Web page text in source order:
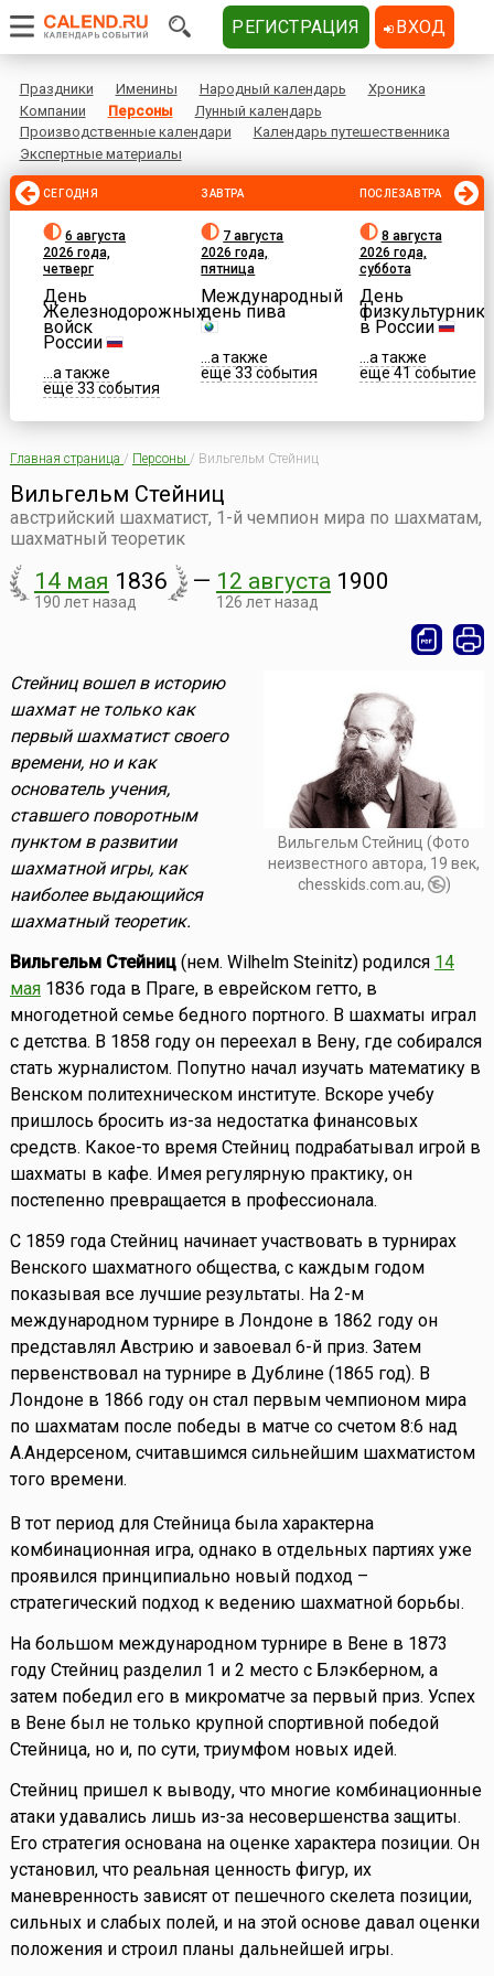
Праздники Именины Народный календарь
Хроника
Компании
Персоны
Лунный календарь
Производственные календари
Календарь путешественника
Экспертные материалы
СЕГОДНЯ
6 августа
2026 года,
четверг
День
Железнодорожных
войск
России
...а также
еще 33 события
ЗАВТРА
7 августа
2026 года,
пятница
Международный
день пива
...а также
еще 33 события
ПОСЛЕЗАВТРА
8 августа
2026 года,
суббота
День
физкультурника
в России
...а также
еще 41 событие
Главная страница / Персоны / Вильгельм Стейниц
Вильгельм Стейниц
австрийский шахматист, 1-й чемпион мира по шахматам,
шахматный теоретик
14 мая 1836
190 лет назад
— 12 августа1900
126 лет назад
Вильгельм Стейниц (Фото
неизвестного автора, 19 век,
chesskids.com.au,
)
Стейниц вошел в историю
шахмат не только как
первый шахматист своего
времени, но и как
основатель учения,
ставшего поворотным
пунктом в развитии
шахматной игры, как
наиболее выдающийся
шахматный теоретик.
Вильгельм Стейниц(нем. Wilhelm Steinitz) родился 14
мая1836 года в Праге, в еврейском гетто, в
многодетной семье бедного портного. В шахматы играл
с детства. В 1858 году он переехал в Вену, где собирался
стать журналистом. Попутно начал изучать математику в
Венском политехническом институте. Вскоре учебу
пришлось бросить из-за недостатка финансовых
средств. Какое-то время Стейниц подрабатывал игрой в
шахматы в кафе. Имея регулярную практику, он
постепенно превращается в профессионала.
С 1859 года Стейниц начинает участвовать в турнирах
Венского шахматного общества, с каждым годом
показывая все лучшие результаты. На 2-м
международном турнире в Лондоне в 1862 году он
представлял Австрию и завоевал 6-й приз. Затем
первенствовал на турнире в Дублине (1865 год). В
Лондоне в 1866 году он стал первым чемпионом мира
по шахматам после победы в матче со счетом 8:6 над
А.Андерсеном, считавшимся сильнейшим шахматистом
того времени.
В тот период для Стейница была характерна
комбинационная игра, однако в отдельных партиях уже
проявился принципиально новый подход –
стратегический подход к ведению шахматной борьбы.
На большом международном турнире в Вене в 1873
году Стейниц разделил 1 и 2 место с Блэкберном, а
затем победил его в микроматче за первый приз. Успех
в Вене был не только крупной спортивной победой
Стейница, но и, по сути, триумфом новых идей.
Стейниц пришел к выводу, что многие комбинационные
атаки удавались лишь из-за несовершенства защиты.
Его стратегия основана на оценке характера позиции. Он
установил, что реальная ценность фигур, их
маневренность зависят от пешечного скелета позиции,
сильных и слабых полей, и на этой основе давал оценки
положения и строил планы дальнейшей игры.
РЕГИСТРАЦИЯ ВХОД